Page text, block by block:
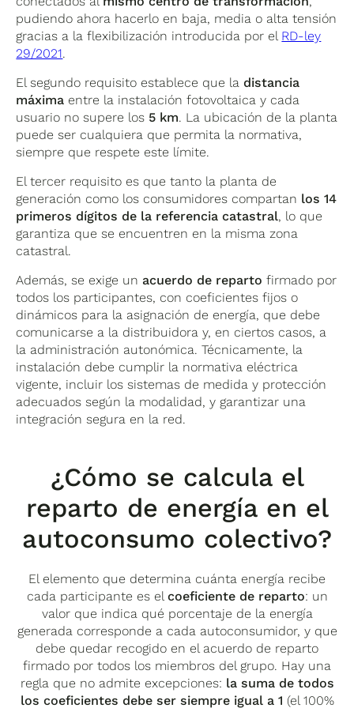
acceso/conexión y validaciones del acuerdo
de reparto.
reducir tiempos y rehacer trámites.
pudiendo ahora hacerlo en baja, media o alta tensión
gracias a la flexibilización introducida por el RD-ley
29/2021.
El segundo requisito establece que la distancia
máxima entre la instalación fotovoltaica y cada
usuario no supere los 5 km. La ubicación de la planta
puede ser cualquiera que permita la normativa,
siempre que respete este límite.
El tercer requisito es que tanto la planta de
generación como los consumidores compartan los 14
primeros dígitos de la referencia catastral, lo que
garantiza que se encuentren en la misma zona
catastral.
Además, se exige un acuerdo de reparto firmado por
todos los participantes, con coeficientes fijos o
dinámicos para la asignación de energía, que debe
comunicarse a la distribuidora y, en ciertos casos, a
la administración autonómica. Técnicamente, la
instalación debe cumplir la normativa eléctrica
vigente, incluir los sistemas de medida y protección
adecuados según la modalidad, y garantizar una
integración segura en la red.
¿Cómo se calcula el
reparto de energía en el
autoconsumo colectivo?
El elemento que determina cuánta energía recibe
cada participante es elcoeficiente de reparto: un
valor que indica qué porcentaje de la energía
generada corresponde a cada autoconsumidor, y que
debe quedar recogido en el acuerdo de reparto
firmado por todos los miembros del grupo. Hay una
regla que no admite excepciones: la suma de todos
los coeficientes debe ser siempre igual a 1 (el 100%